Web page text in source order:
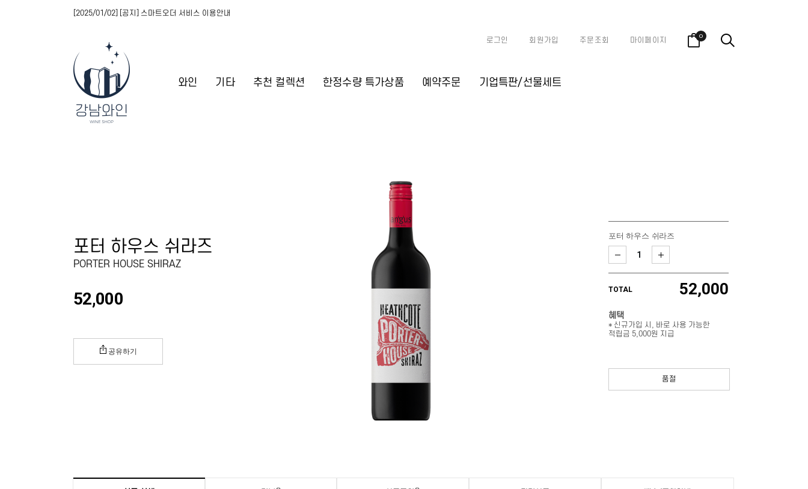
와인 기타 추천 컬렉션 한정수량 특가상품 예약주문 기업특판/선물세트
[2025/01/02] [공지] 스마트오더 서비스 이용안내
로그인 회원가입 주문조회 마이페이지 0
포터 하우스 쉬라즈
PORTER HOUSE SHIRAZ
52,000
공유하기
포터 하우스 쉬라즈
TOTAL 52,000
혜택
* 신규가입 시, 바로 사용 가능한
적립금 5,000원 지급
품절